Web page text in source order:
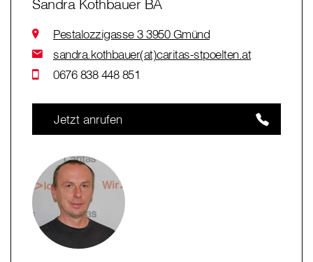
Sandra Kothbauer BA
Pestalozzigasse 3 3950 Gmünd
sandra.kothbauer(at)caritas-stpoelten.at
0676 838 448 851
Jetzt anrufen